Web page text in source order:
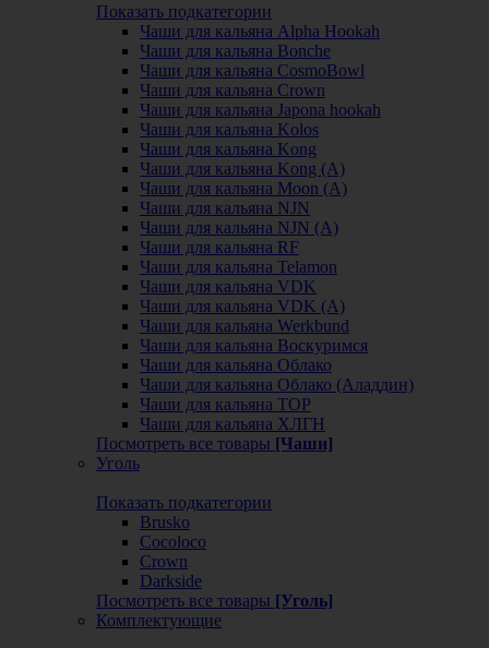
Показать подкатегории
Чаши для кальяна Alpha Hookah
Чаши для кальяна Bonche
Чаши для кальяна CosmoBowl
Чаши для кальяна Crown
Чаши для кальяна Japona hookah
Чаши для кальяна Kolos
Чаши для кальяна Kong
Чаши для кальяна Kong (A)
Чаши для кальяна Moon (А)
Чаши для кальяна NJN
Чаши для кальяна NJN (А)
Чаши для кальяна RF
Чаши для кальяна Telamon
Чаши для кальяна VDK
Чаши для кальяна VDK (А)
Чаши для кальяна Werkbund
Чаши для кальяна Воскуримся
Чаши для кальяна Облако
Чаши для кальяна Облако (Аладдин)
Чаши для кальяна ТОР
Чаши для кальяна ХЛГН
Посмотреть все товары [Чаши]
Уголь
Показать подкатегории
Brusko
Cocoloco
Crown
Darkside
Посмотреть все товары [Уголь]
Комплектующие